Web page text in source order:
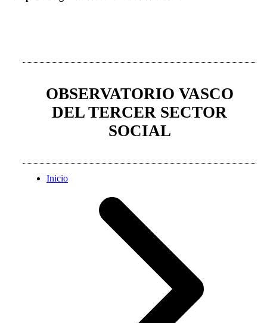
OBSERVATORIO VASCO
DEL TERCER SECTOR
SOCIAL
Inicio